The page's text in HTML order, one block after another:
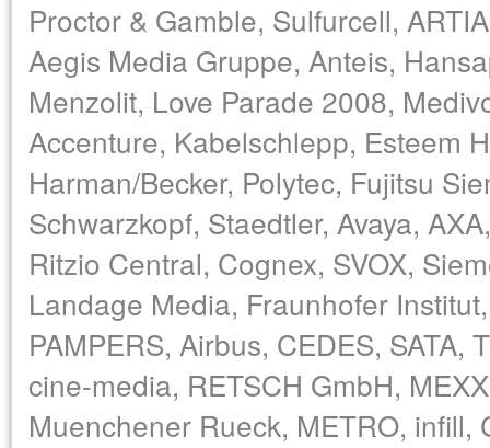
Proctor & Gamble, Sulfurcell,
Aegis Media Gruppe, Anteis,
Menzolit, Love Parade 2008,
Accenture, Kabelschlepp, Esteem
Harman/Becker, Polytec, Fujitsu
Schwarzkopf, Staedtler, Avaya,
Ritzio Central, Cognex, SVOX,
Landage Media, Fraunhofer
PAMPERS, Airbus, CEDES, SATA,
cine-media, RETSCH GmbH,
Muenchener Rueck, METRO, infill,